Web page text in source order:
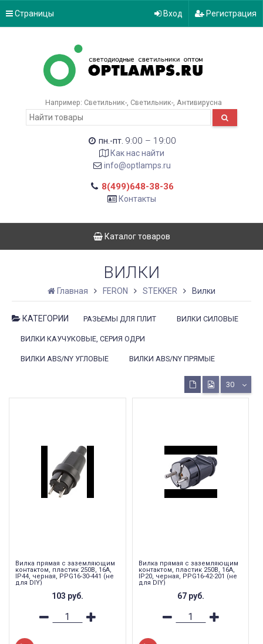
Страницы Вход Регистрация
Например: Светильник- Светильник- Антивирусна
пн.-пт. 9:00 – 19:00
Как нас найти
info@optlamps.ru
8(499)648-38-36
Контакты
Каталог товаров
ВИЛКИ
Главная FERON STEKKER Вилки
КАТЕГОРИИ РАЗЬЕМЫ ДЛЯ ПЛИТ ВИЛКИ СИЛОВЫЕ
ВИЛКИ КАУЧУКОВЫЕ, СЕРИЯ ОДРИ
ВИЛКИ ABS/NY УГЛОВЫЕ ВИЛКИ ABS/NY ПРЯМЫЕ
30
Вилка прямая с заземляющим
контактом, пластик 250В, 16A,
IP44, черная, PPG16-30-441 (не
для DIY)
103 руб.
Вилка прямая с заземляющим
контактом, пластик 250В, 16A,
IP20, черная, PPG16-42-201 (не
для DIY)
67 руб.